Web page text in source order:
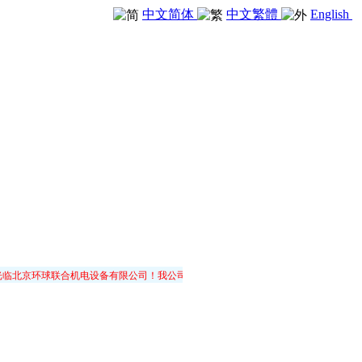
中文简体 中文繁體 English
环球联合机电设备有限公司！我公司以“传承卓越，共享价值”之理念，专业为您